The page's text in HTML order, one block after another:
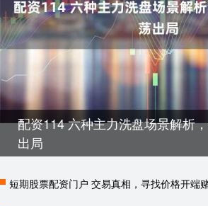
配资114 六种主力洗盘场景解析
出局
短期股票配资门户 交易真相，寻找价格开端